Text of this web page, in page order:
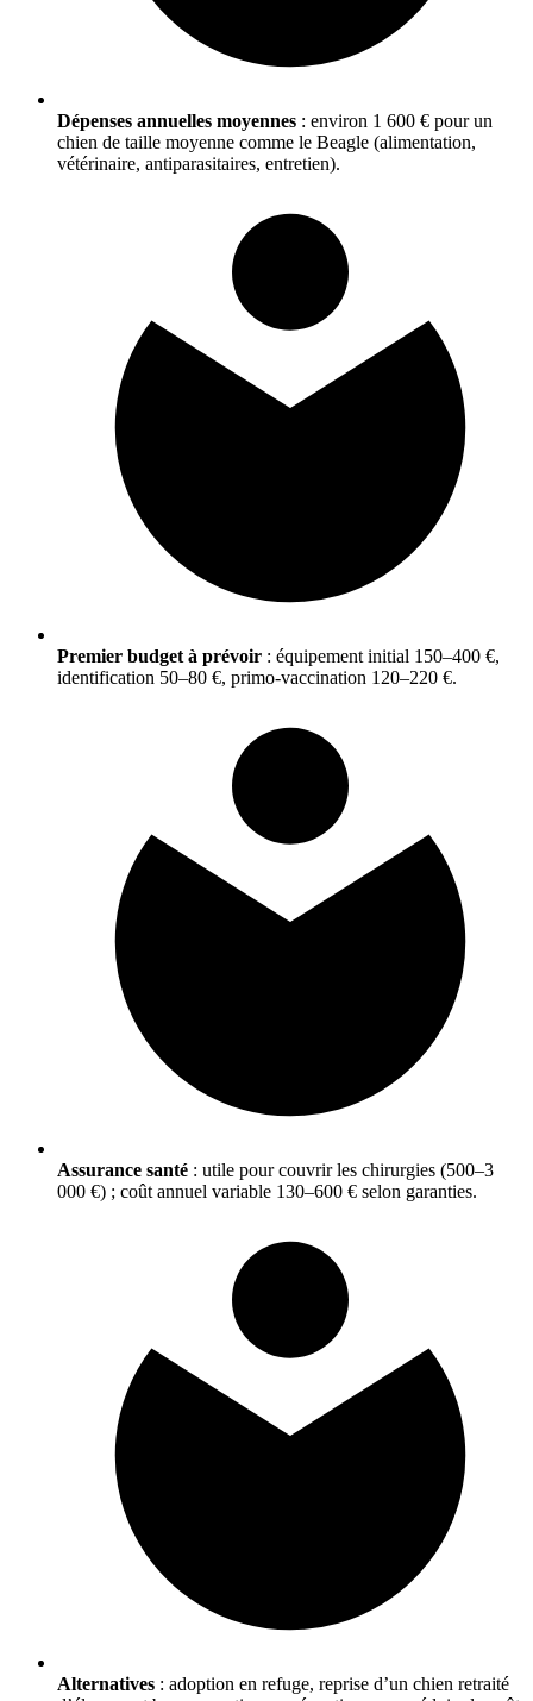
Dépenses annuelles moyennes : environ 1 600 € pour un
chien de taille moyenne comme le Beagle (alimentation,
vétérinaire, antiparasitaires, entretien).
Premier budget à prévoir : équipement initial 150–400 €,
identification 50–80 €, primo‑vaccination 120–220 €.
Assurance santé : utile pour couvrir les chirurgies (500–3
000 €) ; coût annuel variable 130–600 € selon garanties.
Alternatives : adoption en refuge, reprise d’un chien retraité